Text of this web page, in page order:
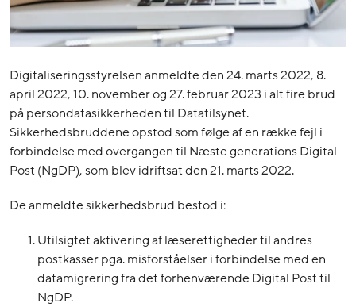
Digitaliseringsstyrelsen anmeldte den 24. marts 2022, 8.
april 2022, 10. november og 27. februar 2023 i alt fire brud
på persondatasikkerheden til Datatilsynet.
Sikkerhedsbruddene opstod som følge af en række fejl i
forbindelse med overgangen til Næste generations Digital
Post (NgDP), som blev idriftsat den 21. marts 2022.
De anmeldte sikkerhedsbrud bestod i:
Utilsigtet aktivering af læserettigheder til andres
postkasser pga. misforståelser i forbindelse med en
datamigrering fra det forhenværende Digital Post til
NgDP.